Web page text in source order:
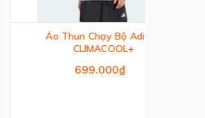
Áo Thun Chạy Bộ Adi365
CLIMACOOL+